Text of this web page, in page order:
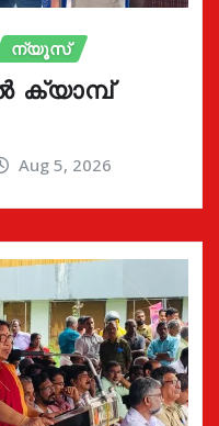
ന്യൂസ്
ക്യാമ്പ്
Aug 5, 2026